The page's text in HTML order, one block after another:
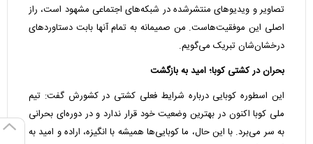
تصاویر و ویدیو‌های منتشرشده در شبکه‌های اجتماعی مشهود است، راز
اصلی این موفقیت‌هاست. من صمیمانه به تمام آنها بابت دستاورد‌های
درخشان‌شان تبریک می‌گویم.
بحران در کشتی کوبا؛ امید به بازگشت
این اسطوره کوبایی درباره شرایط فعلی کشتی در کشورش گفت: تیم
ملی کوبا اکنون در بهترین وضعیت خود قرار ندارد و در دوره‌ای بحرانی
به سر می‌برد. با این حال، ما کوبایی‌ها همیشه با انگیزه، اراده و امید به